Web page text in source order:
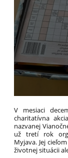
V mesiaci
charitatívna
nazvanej
už tretí rok
Myjava. Jej
životnej situácii